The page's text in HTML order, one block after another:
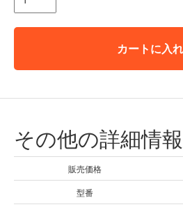
カートに入
その他の詳細情報
販売価格
型番